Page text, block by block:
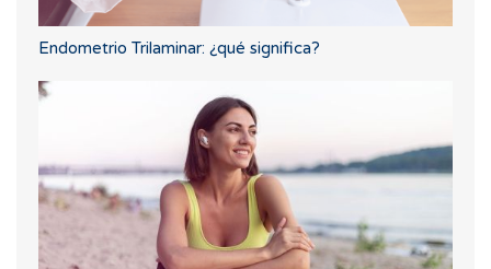
Endometrio Trilaminar: ¿qué significa?